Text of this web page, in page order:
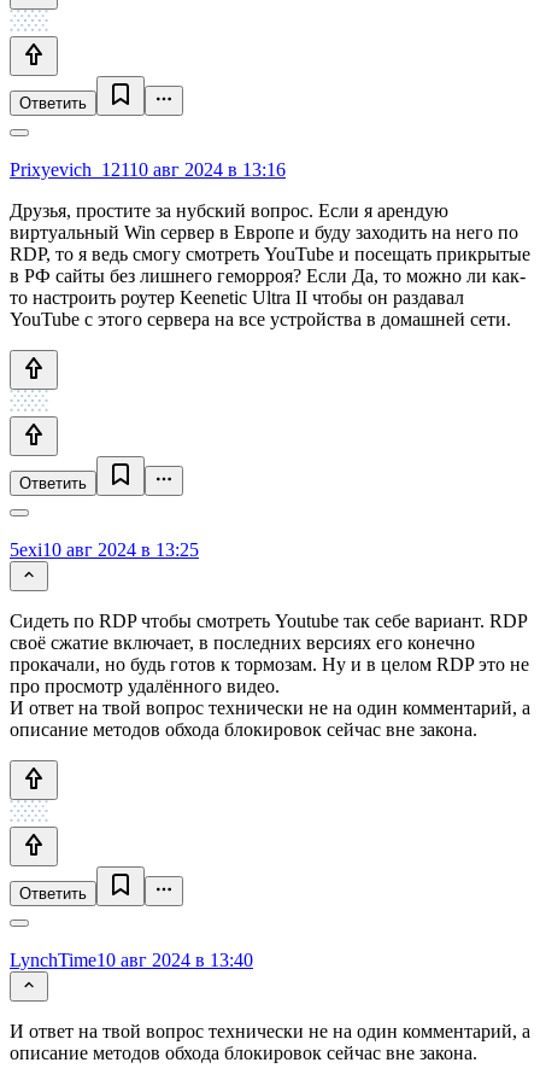
Ответить
Prixyevich_12110 авг 2024 в 13:16
Друзья, простите за нубский вопрос. Если я арендую
виртуальный Win сервер в Европе и буду заходить на него по
RDP, то я ведь смогу смотреть YouTube и посещать прикрытые
в РФ сайты без лишнего геморроя? Если Да, то можно ли как-
то настроить роутер Keenetic Ultra II чтобы он раздавал
YouTube с этого сервера на все устройства в домашней сети.
Ответить
5exi10 авг 2024 в 13:25
Сидеть по RDP чтобы смотреть Youtube так себе вариант. RDP
своё сжатие включает, в последних версиях его конечно
прокачали, но будь готов к тормозам. Ну и в целом RDP это не
про просмотр удалённого видео.
И ответ на твой вопрос технически не на один комментарий, а
описание методов обхода блокировок сейчас вне закона.
Ответить
LynchTime10 авг 2024 в 13:40
И ответ на твой вопрос технически не на один комментарий, а
описание методов обхода блокировок сейчас вне закона.